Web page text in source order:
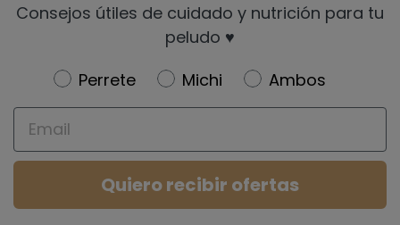
Consejos útiles de cuidado y nutrición para tu
peludo ♥️
Newsletter
Perrete Michi
Ambos
Email
Quiero recibir ofertas